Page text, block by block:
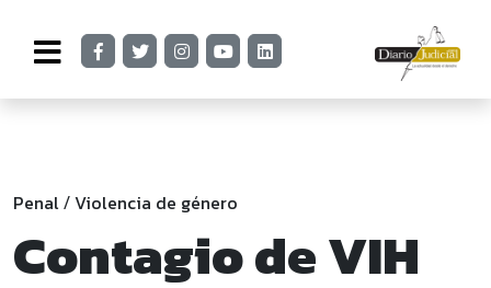
Penal/Violencia de género
Contagio de VIH